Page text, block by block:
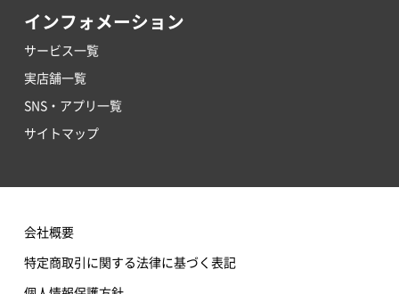
インフォメーション
サービス一覧
実店舗一覧
SNS・アプリ一覧
サイトマップ
会社概要
特定商取引に関する法律に基づく表記